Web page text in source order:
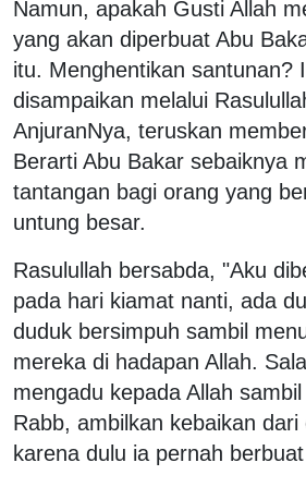
Namun, apakah Gusti Allah
yang akan diperbuat Abu
itu. Menghentikan santunan?
disampaikan melalui
AnjuranNya, teruskan
Berarti Abu Bakar sebaiknya
tantangan bagi orang yang
untung besar.
Rasulullah bersabda, "Aku
pada hari kiamat nanti, ada
duduk bersimpuh sambil
mereka di hadapan Allah.
mengadu kepada Allah sambil
Rabb, ambilkan kebaikan
karena dulu ia pernah